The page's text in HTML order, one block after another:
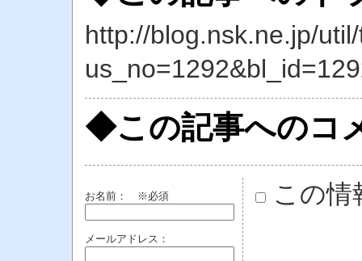
http://blog.nsk.ne.jp/
◆この記事へのコ
お名前： ※必須
メールアドレス：
この情